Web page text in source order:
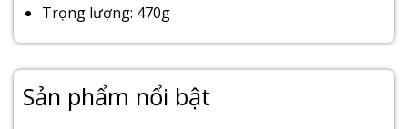
Trọng lượng: 470g
Sản phẩm nổi bật